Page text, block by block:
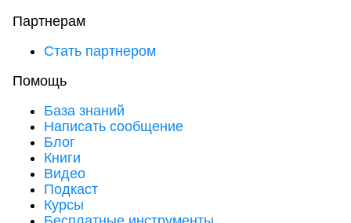
Партнерам
Стать партнером
Помощь
База знаний
Написать сообщение
Блог
Книги
Видео
Подкаст
Курсы